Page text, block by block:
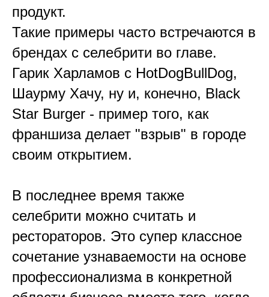
продукт.
Такие примеры часто встречаются в
брендах с селебрити во главе.
Гарик Харламов с HotDogBullDog,
Шаурму Хачу, ну и, конечно, Black
Star Burger - пример того, как
франшиза делает "взрыв" в городе
своим открытием.
В последнее время также
селебрити можно считать и
рестораторов. Это супер классное
сочетание узнаваемости на основе
профессионализма в конкретной